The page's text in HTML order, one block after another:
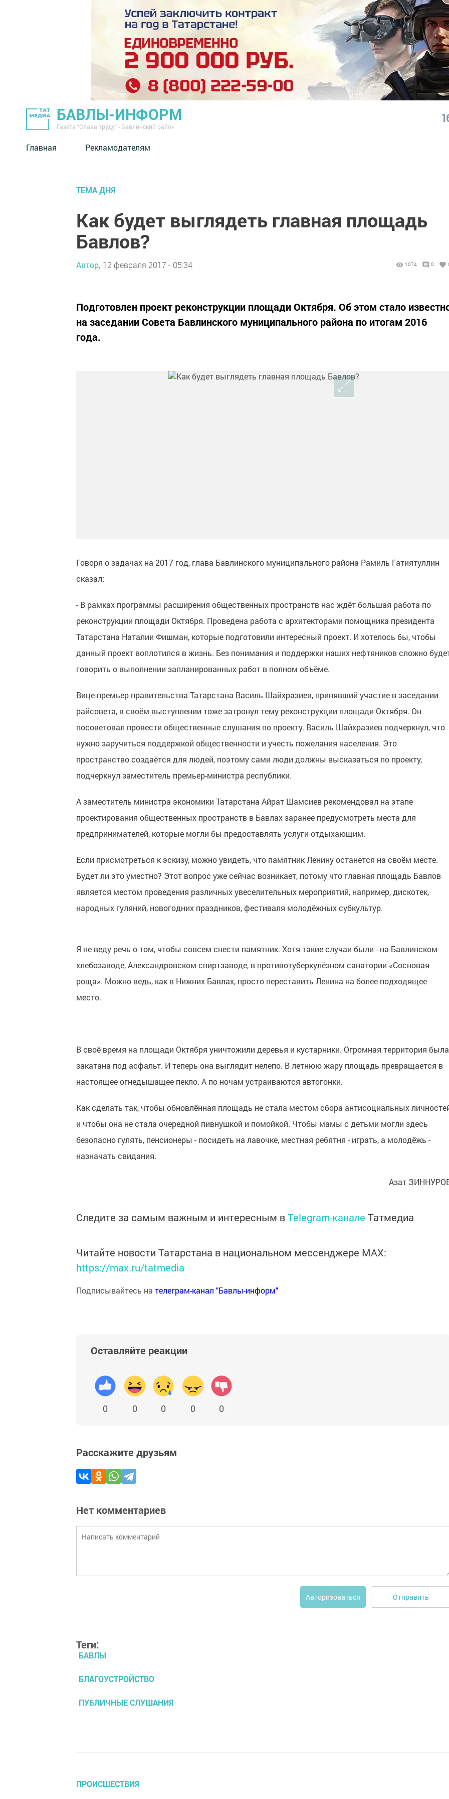
БАВЛЫ-ИНФОРМ
Газета "Слава труду" - Бавлинский район
Главная Рекламодателям
ТЕМА ДНЯ
Как будет выглядеть главная площадь
Бавлов?
Автор, 12 февраля 2017 - 05:34 1074 0
Подготовлен проект реконструкции площади Октября. Об этом стало
на заседании Совета Бавлинского муниципального района по итогам 2016
года.
Говоря о задачах на 2017 год, глава Бавлинского муниципального района Рамиль Гатиятуллин
сказал:
- В рамках программы расширения общественных пространств нас ждёт большая работа по
реконструкции площади Октября. Проведена работа с архитекторами помощника президента
Татарстана Наталии Фишман, которые подготовили интересный проект. И хотелось бы, чтобы
данный проект воплотился в жизнь. Без понимания и поддержки наших нефтяников сложно
говорить о выполнении запланированных работ в полном объёме.
Вице-премьер правительства Татарстана Василь Шайхразиев, принявший участие в заседании
райсовета, в своём выступлении тоже затронул тему реконструкции площади Октября. Он
посоветовал провести общественные слушания по проекту. Василь Шайхразиев подчеркнул, что
нужно заручиться поддержкой общественности и учесть пожелания населения. Это
пространство создаётся для людей, поэтому сами люди должны высказаться по проекту,
подчеркнул заместитель премьер-министра республики.
А заместитель министра экономики Татарстана Айрат Шамсиев рекомендовал на этапе
проектирования общественных пространств в Бавлах заранее предусмотреть места для
предпринимателей, которые могли бы предоставлять услуги отдыхающим.
Если присмотреться к эскизу, можно увидеть, что памятник Ленину останется на своём месте.
Будет ли это уместно? Этот вопрос уже сейчас возникает, потому что главная площадь Бавлов
является местом проведения различных увеселительных мероприятий, например, дискотек,
народных гуляний, новогодних праздников, фестиваля молодёжных субкультур.
Я не веду речь о том, чтобы совсем снести памятник. Хотя такие случаи были - на Бавлинском
хлебозаводе, Александровском спиртзаводе, в противотуберкулёзном санатории «Сосновая
роща». Можно ведь, как в Нижних Бавлах, просто переставить Ленина на более подходящее
место.
В своё время на площади Октября уничтожили деревья и кустарники. Огромная территория была
закатана под асфальт. И теперь она выглядит нелепо. В летнюю жару площадь превращается в
настоящее огнедышащее пекло. А по ночам устраиваются автогонки.
Как сделать так, чтобы обновлённая площадь не стала местом сбора антисоциальных
и чтобы она не стала очередной пивнушкой и помойкой. Чтобы мамы с детьми могли здесь
безопасно гулять, пенсионеры - посидеть на лавочке, местная ребятня - играть, а молодёжь -
назначать свидания.
Азат
Следите за самым важным и интересным вTelegram-канале Татмедиа
Читайте новости Татарстана в национальном мессенджере MАХ:
https://max.ru/tatmedia
Подписывайтесь на телеграм-канал "Бавлы-информ"
Оставляйте реакции
0 0 0 0 0
Расскажите друзьям
Нет комментариев
Авторизоваться Отправить
Теги:
БАВЛЫ
БЛАГОУСТРОЙСТВО
ПУБЛИЧНЫЕ СЛУШАНИЯ
ПРОИСШЕСТВИЯ